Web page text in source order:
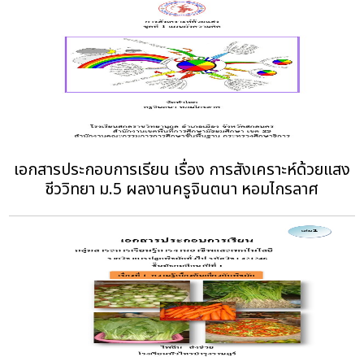
เอกสารประกอบการเรียน เรื่อง การสังเคราะห์ด้วยแสง
ชีววิทยา ม.5 ผลงานครูจินตนา หอมไกรลาศ